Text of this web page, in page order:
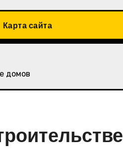
Карта сайта
домов